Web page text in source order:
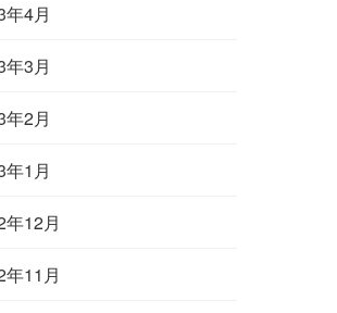
4月
3月
2月
1月
年12月
年11月